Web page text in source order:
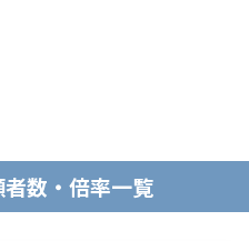
数・倍率一覧